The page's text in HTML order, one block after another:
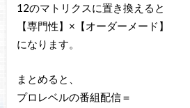
12のマトリクスに置き換えると
【専門性】×【オーダーメード】
になります。
まとめると、
プロレベルの番組配信＝